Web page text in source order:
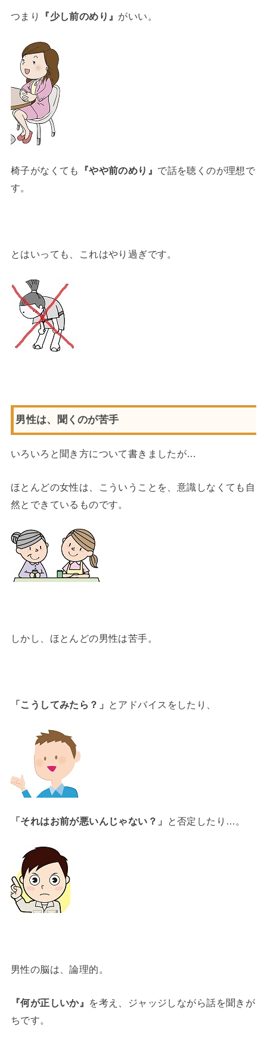
つまり 『少し前のめり』 がいい。
椅子がなくても 『やや前のめり』 で話を聴くのが理想で
す。
とはいっても、これはやり過ぎです。
男性は、聞くのが苦手
いろいろと聞き方について書きましたが…
ほとんどの女性は、こういうことを、意識しなくても自
然とできているものです。
しかし、ほとんどの男性は苦手。
「こうしてみたら？」 とアドバイスをしたり、
「それはお前が悪いんじゃない？」 と否定したり…。
男性の脳は、論理的。
『何が正しいか』 を考え、ジャッジしながら話を聞きが
ちです。